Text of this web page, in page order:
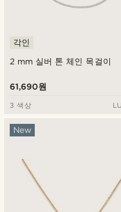
2 mm 실버 톤 체인 목걸이
각인
61,690원
3 색상
New